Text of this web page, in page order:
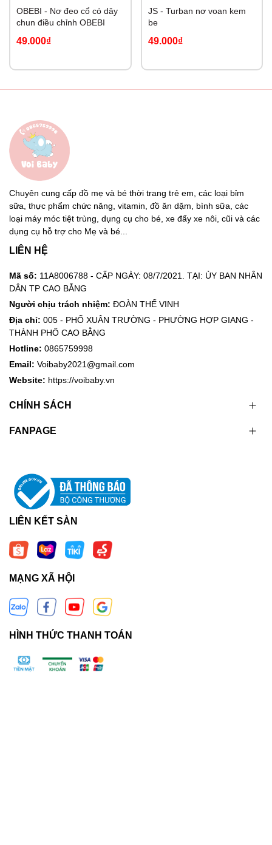
OBEBI - Nơ đeo cổ có dây
chun điều chỉnh OBEBI
49.000₫
JS - Turban nơ voan kem
be
49.000₫
Chuyên cung cấp đồ mẹ và bé thời trang trẻ em, các loại bỉm
sữa, thực phẩm chức năng, vitamin, đồ ăn dặm, bình sữa, các
loại máy móc tiệt trùng, dụng cụ cho bé, xe đẩy xe nôi, cũi và các
dụng cụ hỗ trợ cho Mẹ và bé...
LIÊN HỆ
Mã số: 11A8006788 - CẤP NGÀY: 08/7/2021. TẠI: ỦY BAN NHÂN
DÂN TP CAO BẰNG
Người chịu trách nhiệm: ĐOÀN THẾ VINH
Địa chỉ: 005 - PHỐ XUÂN TRƯỜNG - PHƯỜNG HỢP GIANG -
THÀNH PHỐ CAO BẰNG
Hotline: 0865759998
Email: Voibaby2021@gmail.com
Website: https://voibaby.vn
CHÍNH SÁCH
FANPAGE
LIÊN KẾT SÀN
MẠNG XÃ HỘI
HÌNH THỨC THANH TOÁN